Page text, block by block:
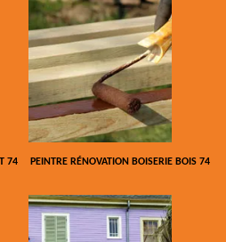
74 PEINTRE RÉNOVATION BOISERIE BOIS 74